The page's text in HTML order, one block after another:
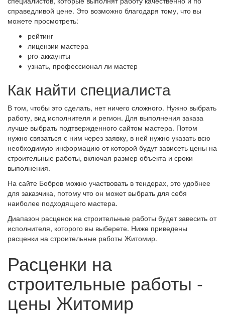
справедливой цене. Это возможно благодаря тому, что вы
можете просмотреть:
рейтинг
лицензии мастера
pro-аккаунты
узнать, профессионал ли мастер
Как найти специалиста
В том, чтобы это сделать, нет ничего сложного. Нужно выбрать
работу, вид исполнителя и регион. Для выполнения заказа
лучше выбрать подтвержденного сайтом мастера. Потом
нужно связаться с ним через заявку, в ней нужно указать всю
необходимую информацию от которой будут зависеть цены на
строительные работы, включая размер объекта и сроки
выполнения.
На сайте Бобров можно участвовать в тендерах, это удобнее
для заказчика, потому что он может выбрать для себя
наиболее подходящего мастера.
Диапазон расценок на строительные работы будет завесить от
исполнителя, которого вы выберете. Ниже приведены
расценки на строительные работы Житомир.
Расценки на
строительные работы -
цены Житомир